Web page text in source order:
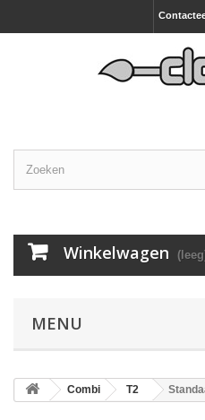
Winkelwagen
MENU
Combi T2